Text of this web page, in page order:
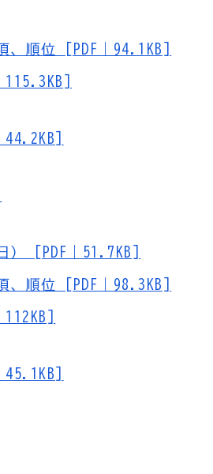
、順位 [PDF｜94.1KB]
） [PDF｜51.7KB]
、順位 [PDF｜98.3KB]